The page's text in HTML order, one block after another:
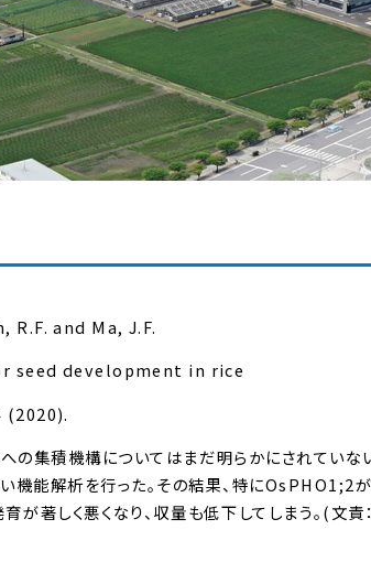
and Ma, J.F.
seed development in rice
集積機構についてはまだ明らかにされていな
機能解析を行った。その結果、特にOsPHO1;2
著しく悪くなり、収量も低下してしまう。(文責